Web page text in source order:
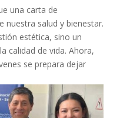
una carta de
nuestra salud y bienestar.
estética, sino un
calidad de vida. Ahora,
se prepara dejar